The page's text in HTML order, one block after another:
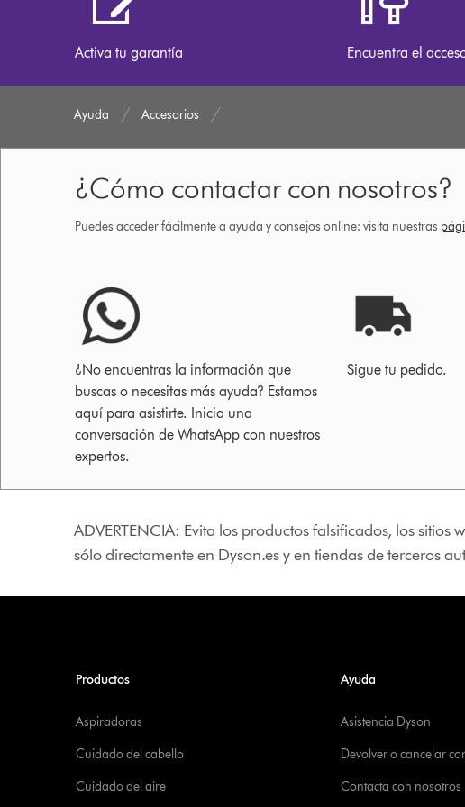
Activa tu garantía Encuentra el
Ayuda Accesorios
¿Cómo contactar con nosotros?
Puedes acceder fácilmente a ayuda y consejos online: visita nuestras
¿No encuentras la información que
buscas o necesitas más ayuda? Estamos
aquí para asistirte. Inicia una
conversación de WhatsApp con nuestros
expertos.
Sigue tu pedido.
ADVERTENCIA: Evita los productos falsificados, los
sólo directamente en Dyson.es y en tiendas de terceros
Productos
Aspiradoras
Cuidado del cabello
Cuidado del aire
Ayuda
Asistencia Dyson
Devolver o cancelar
Contacta con nosotros